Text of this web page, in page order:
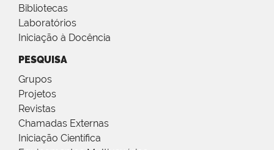
Bibliotecas
Laboratórios
Iniciação à Docência
PESQUISA
Grupos
Projetos
Revistas
Chamadas Externas
Iniciação Científica